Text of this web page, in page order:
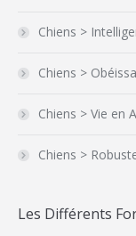
Chiens >
Chiens >
Chiens > Vie en
Chiens >
Les Différents